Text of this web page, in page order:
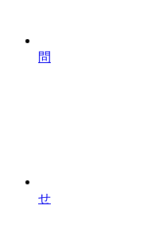
問
せ